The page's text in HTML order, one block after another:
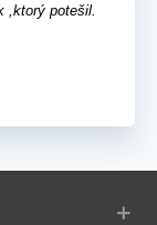
,ktorý potešil.